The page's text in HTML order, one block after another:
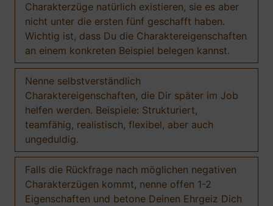
Charakterzüge natürlich existieren, sie es aber
nicht unter die ersten fünf geschafft haben.
Wichtig ist, dass Du die Charaktereigenschaften
an einem konkreten Beispiel belegen kannst.
Nenne selbstverständlich
Charaktereigenschaften, die Dir später im Job
helfen werden. Beispiele: Strukturiert,
teamfähig, realistisch, flexibel, aber auch
ungeduldig.
Falls die Rückfrage nach möglichen negativen
Charakterzügen kommt, nenne offen 1-2
Eigenschaften und betone Deinen Ehrgeiz Dich